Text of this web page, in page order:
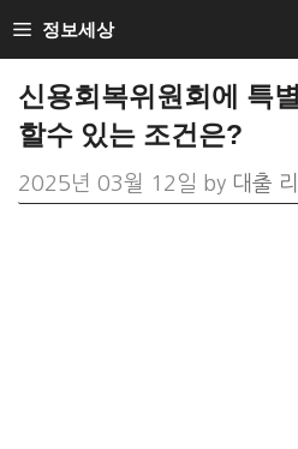
Skip
to
content
정보세상
신용회복위원회에 특
할수 있는 조건은?
2025년 03월 12일 by 대출